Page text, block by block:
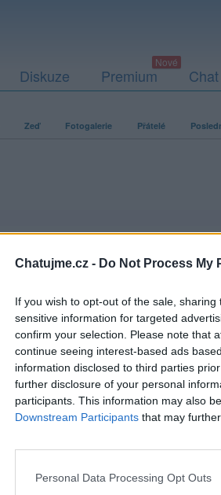
Chatujme.cz - Do Not Process My
If you wish to opt-out of the sale,
sensitive information for targeted
confirm your selection. Please note that
continue seeing interest-based ads
information disclosed to third parties
further disclosure of your personal
participants. This information may also
Downstream Participants that may
Personal Data Processing Opt Outs
Diskuze Premium
Zeď Fotogalerie Přátelé